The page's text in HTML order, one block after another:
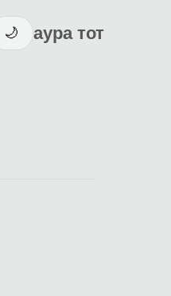
🌙 аура тот